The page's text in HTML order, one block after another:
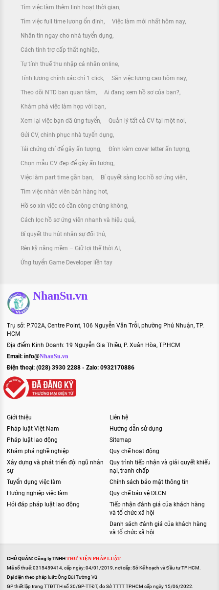
Tìm việc làm thêm linh hoạt thời gian
Tìm việc full time lương ổn định Việc làm mới nhất hôm nay
Nhắn tin ngay cho nhà tuyển dụng
Cách tính trợ cấp thất nghiệp
Tự tính thuế thu nhập cá nhân online
Tính lương chính xác chỉ 1 click Săn việc lương cao hôm nay
Theo dõi NTD bạn quan tâm Ai đang xem hồ sơ của bạn?
Khám phá việc làm hợp với bạn
Xem lại việc bạn đã ứng tuyển Quản lý tất cả CV tại một nơi
Gửi CV, chinh phục nhà tuyển dụng
Tải chứng chỉ để gây ấn tượng Đính kèm cover letter ấn tượng
Chọn mẫu CV đẹp để gây ấn tượng
Việc làm part time gần bạn Bí quyết sàng lọc hồ sơ ứng viên
Tìm việc nhân viên bán hàng hot
Hồ sơ xin việc có cần công chứng không
Cách lọc hồ sơ ứng viên nhanh và hiệu quả
Bí quyết thu hút nhân sự đối thủ
Rèn kỹ năng mềm – Giữ lợi thế thời AI
Ứng tuyển Game Developer liền tay
NhanSu.vn
Trụ sở: P.702A, Centre Point, 106 Nguyễn Văn Trỗi, phường Phú Nhuận, TP.
HCM
Địa điểm Kinh Doanh: 19 Nguyễn Gia Thiều, P. Xuân Hòa, TP.HCM
Email: info@NhanSu.vn
Điện thoại: (028) 3930 2288 - Zalo: 0932170886
Giới thiệu
Pháp luật Việt Nam
Pháp luật lao động
Khám phá nghề nghiệp
Xây dựng và phát triển đội ngũ nhân
sự
Tuyển dụng việc làm
Hướng nghiệp việc làm
Hỏi đáp pháp luật lao động
Liên hệ
Hướng dẫn sử dụng
Sitemap
Quy chế hoạt động
Quy trình tiếp nhận và giải quyết khiếu
nại, tranh chấp
Chính sách bảo mật thông tin
Quy chế bảo vệ DLCN
Tiếp nhận đánh giá của khách hàng
và tổ chức xã hội
Danh sách đánh giá của khách hàng
và tổ chức xã hội
CHỦ QUẢN: Công ty TNHHTHƯ VIỆN PHÁP LUẬT
Mã số thuế: 0315459414, cấp ngày: 04/01/2019, nơi cấp: Sở Kế hoạch và Đầu tư TP HCM.
Đại diện theo pháp luật: Ông Bùi Tường Vũ
GP thiết lập trang TTĐTTH số 30/GP-TTĐT, do Sở TTTT TP.HCM cấp ngày 15/06/2022.